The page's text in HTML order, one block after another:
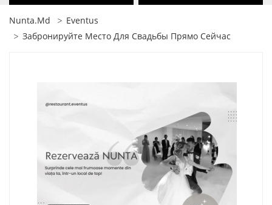
Nunta.md
Eventus
Забронируйте Место Для Свадьбы Прямо Сейчас